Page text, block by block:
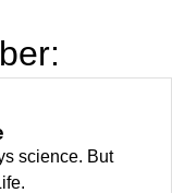
beiliegend, 500
Stück/Beutel
science. But